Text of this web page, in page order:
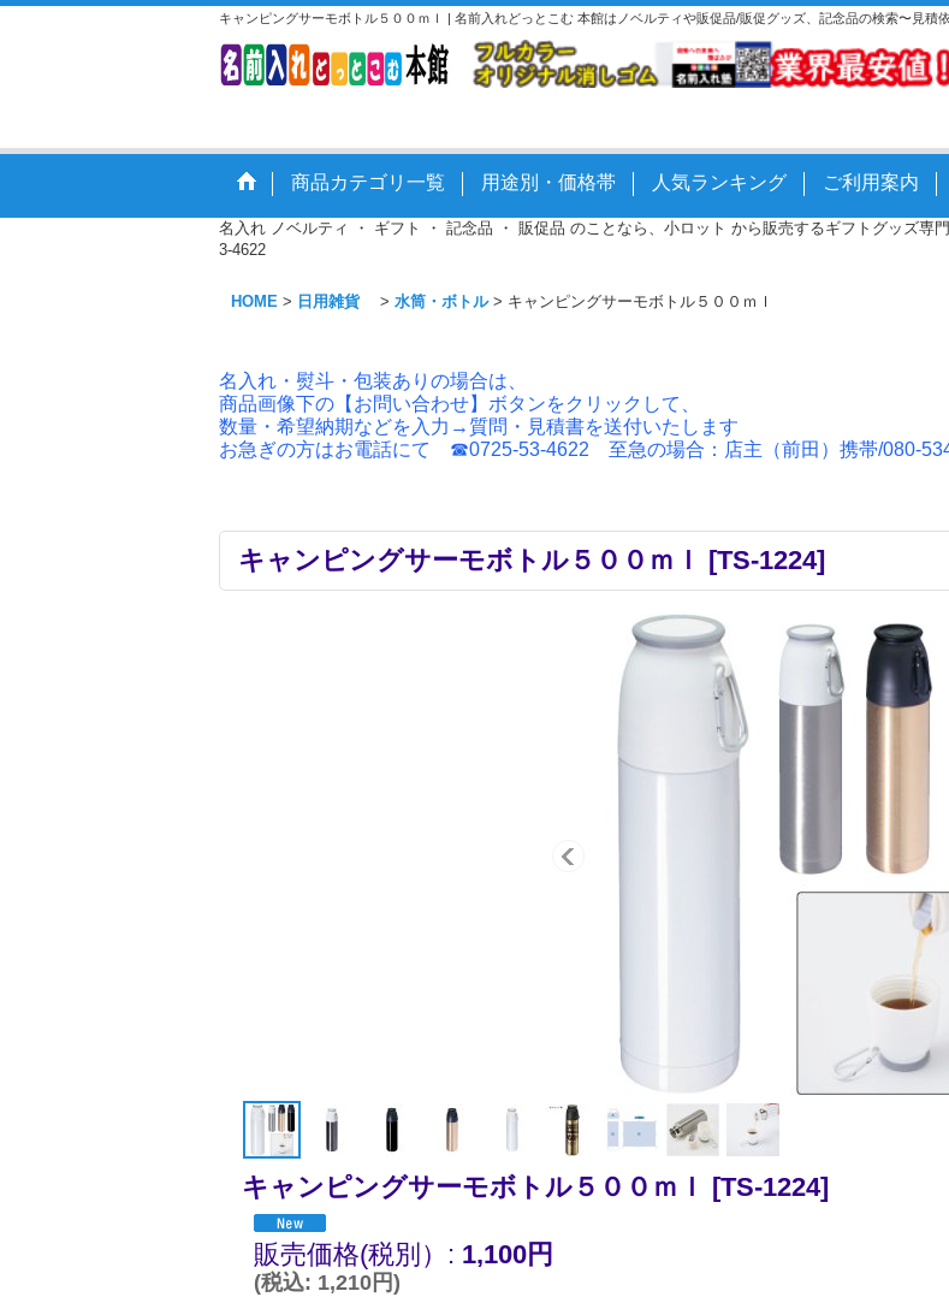
キャンピングサーモボトル５００ｍｌ | 名前入れどっとこむ 本館はノベルティや販促品/販促グッズ、記念品の検索〜見積
商品カテゴリ一覧 用途別・価格帯 人気ランキング ご利用案内
名入れ ノベルティ ・ ギフト ・ 記念品 ・ 販促品 のことなら、小ロット から販売するギフトグッズ
3-4622
HOME > 日用雑貨 > 水筒・ボトル > キャンピングサーモボトル５００ｍｌ
名入れ・熨斗・包装ありの場合は、
商品画像下の【お問い合わせ】ボタンをクリックして、
数量・希望納期などを入力→質問・見積書を送付いたします
お急ぎの方はお電話にて ☎0725-53-4622 至急の場合：店主（前田）携帯/080-
キャンピングサーモボトル５００ｍｌ [TS-1224]
キャンピングサーモボトル５００ｍｌ [TS-1224]
販売価格(税別） : 1,100円
(税込: 1,210円)